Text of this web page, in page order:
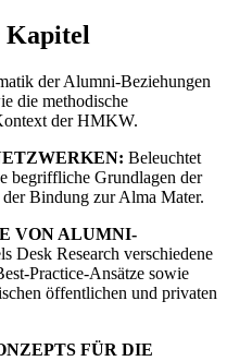
Kapitel
der Alumni-Beziehungen
die methodische
der HMKW.
Beleuchtet
begriffliche Grundlagen der
Bindung zur Alma Mater.
VON ALUMNI-
Desk Research verschiedene
Practice-Ansätze sowie
öffentlichen und privaten
FÜR DIE